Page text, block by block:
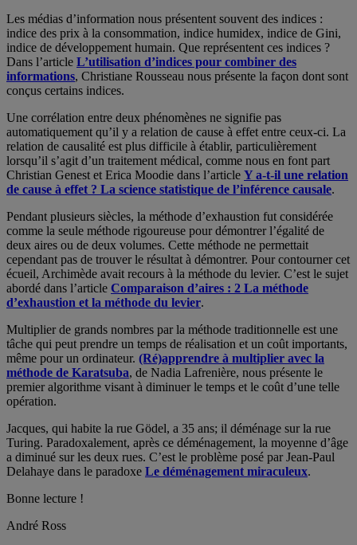
Les médias d’information nous présentent souvent des indices :
indice des prix à la consommation, indice humidex, indice de Gini,
indice de développement humain. Que représentent ces indices ?
Dans l’article L’utilisation d’indices pour combiner des
informations, Christiane Rousseau nous présente la façon dont sont
conçus certains indices.
Une corrélation entre deux phénomènes ne signifie pas
automatiquement qu’il y a relation de cause à effet entre ceux-ci. La
relation de causalité est plus difficile à établir, particulièrement
lorsqu’il s’agit d’un traitement médical, comme nous en font part
Christian Genest et Erica Moodie dans l’article Y a-t-il une relation
de cause à effet ? La science statistique de l’inférence causale.
Pendant plusieurs siècles, la méthode d’exhaustion fut considérée
comme la seule méthode rigoureuse pour démontrer l’égalité de
deux aires ou de deux volumes. Cette méthode ne permettait
cependant pas de trouver le résultat à démontrer. Pour contourner cet
écueil, Archimède avait recours à la méthode du levier. C’est le sujet
abordé dans l’article Comparaison d’aires : 2 La méthode
d’exhaustion et la méthode du levier.
Multiplier de grands nombres par la méthode traditionnelle est une
tâche qui peut prendre un temps de réalisation et un coût importants,
même pour un ordinateur. (Ré)apprendre à multiplier avec la
méthode de Karatsuba, de Nadia Lafrenière, nous présente le
premier algorithme visant à diminuer le temps et le coût d’une telle
opération.
Jacques, qui habite la rue Gödel, a 35 ans; il déménage sur la rue
Turing. Paradoxalement, après ce déménagement, la moyenne d’âge
a diminué sur les deux rues. C’est le problème posé par Jean-Paul
Delahaye dans le paradoxe Le déménagement miraculeux.
Bonne lecture !
André Ross